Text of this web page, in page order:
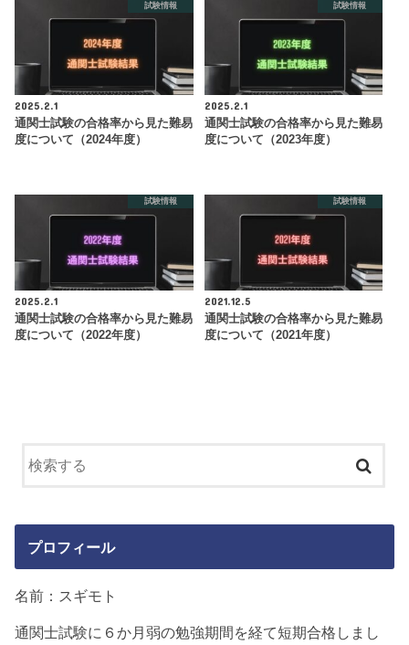
試験情報
2025.2.1
通関士試験の合格率から見た難易
度について（2024年度）
試験情報
2025.2.1
通関士試験の合格率から見た難易
度について（2023年度）
試験情報
2025.2.1
通関士試験の合格率から見た難易
度について（2022年度）
試験情報
2021.12.5
通関士試験の合格率から見た難易
度について（2021年度）
プロフィール
名前：スギモト
通関士試験に６か月弱の勉強期間を経て短期合格しまし